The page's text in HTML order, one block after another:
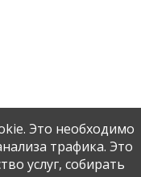
Это необходимо
трафика. Это
услуг, собирать